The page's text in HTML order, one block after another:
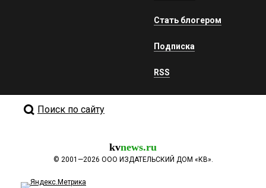
Стать блогером
Подписка
RSS
Поиск по сайту
kvnews.ru
© 2001—2026 ООО ИЗДАТЕЛЬСКИЙ ДОМ «КВ».